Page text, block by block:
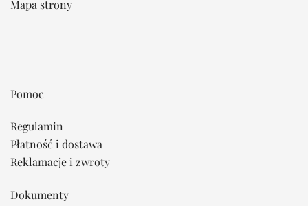
Mapa strony
Pomoc
Regulamin
Płatność i dostawa
Reklamacje i zwroty
Dokumenty